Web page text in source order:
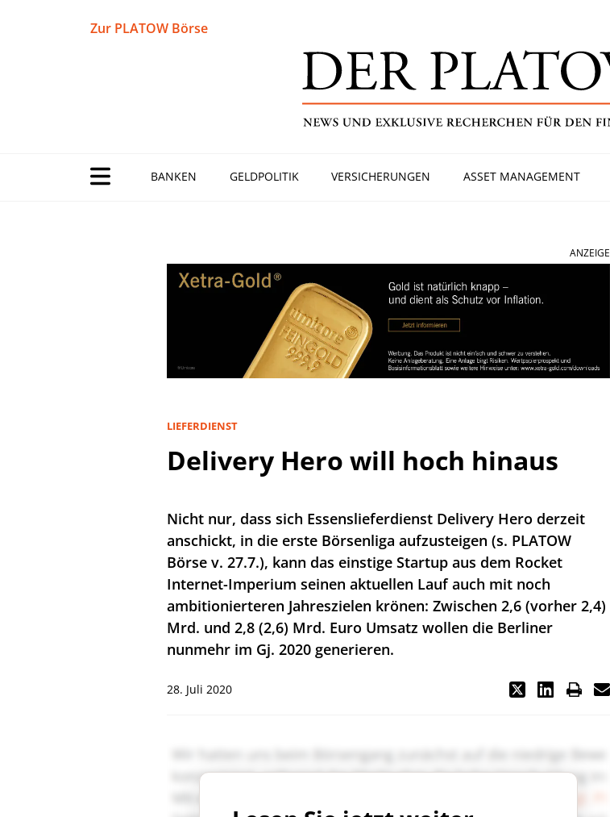
Zur PLATOW Börse
BANKEN GELDPOLITIK VERSICHERUNGEN ASSET MANAGEMENT
ANZEIGE
LIEFERDIENST
Delivery Hero will hoch hinaus
Nicht nur, dass sich Essenslieferdienst Delivery Hero derzeit
anschickt, in die erste Börsenliga aufzusteigen (s. PLATOW
Börse v. 27.7.), kann das einstige Startup aus dem Rocket
Internet-Imperium seinen aktuellen Lauf auch mit noch
ambitionierteren Jahreszielen krönen: Zwischen 2,6 (vorher 2,4)
Mrd. und 2,8 (2,6) Mrd. Euro Umsatz wollen die Berliner
nunmehr im Gj. 2020 generieren.
28. Juli 2020